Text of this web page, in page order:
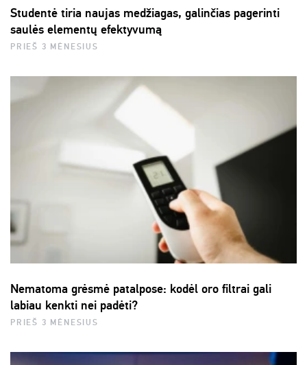
Studentė tiria naujas medžiagas, galinčias pagerinti
saulės elementų efektyvumą
PRIEŠ 3 MĖNESIUS
Nematoma grėsmė patalpose: kodėl oro filtrai gali
labiau kenkti nei padėti?
PRIEŠ 3 MĖNESIUS